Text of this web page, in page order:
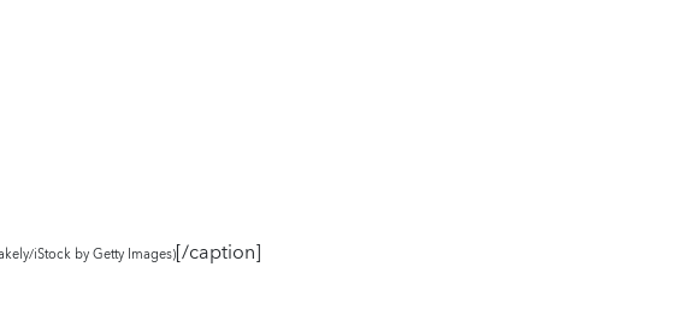
iStock by Getty Images)[/caption]